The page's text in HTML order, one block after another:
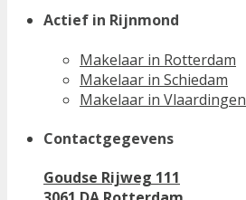
Actief in Rijnmond
Makelaar in Rotterdam
Makelaar in Schiedam
Makelaar in Vlaardingen
Contactgegevens
Goudse Rijweg 111